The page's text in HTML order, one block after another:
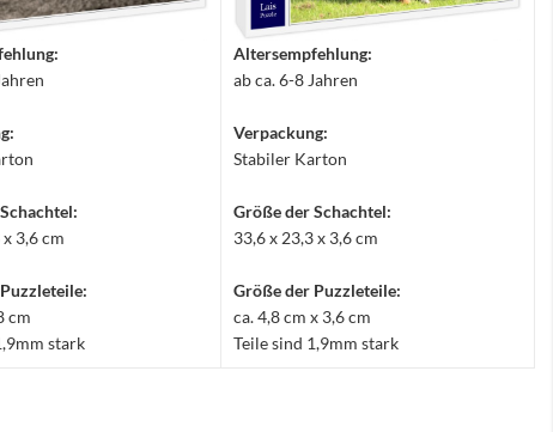
3,6 cm
cm
stark
Altersempfehlung:
ab ca. 6-8 Jahren
Verpackung:
Stabiler Karton
Größe der Schachtel:
33,6 x 23,3 x 3,6 cm
Größe der Puzzleteile:
ca. 4,8 cm x 3,6 cm
Teile sind 1,9mm stark